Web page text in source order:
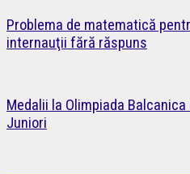
Problema de matematică
internauţii fără răspuns
Medalii la Olimpiada
Juniori